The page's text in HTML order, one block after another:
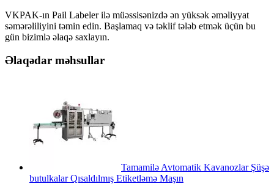
VKPAK-ın Pail Labeler ilə müəssisənizdə ən yüksək əməliyyat
səmərəliliyini təmin edin. Başlamaq və təklif tələb etmək üçün bu
gün bizimlə əlaqə saxlayın.
Əlaqədar məhsullar
Tamamilə Avtomatik Kavanozlar Şüşə
butulkalar Qısaldılmış Etiketləmə Maşın